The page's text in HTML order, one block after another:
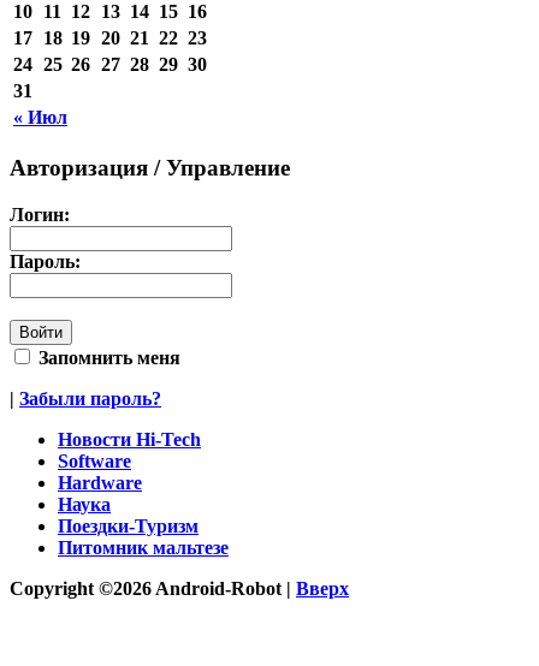
« Июл
10 11 12 13 14 15 16
17 18 19 20 21 22 23
24 25 26 27 28 29 30
31
Авторизация / Управление
Логин:
Пароль:
Запомнить меня
| Забыли пароль?
Новости Hi-Tech
Software
Hardware
Наука
Поездки-Туризм
Питомник мальтезе
Copyright ©2026 Android-Robot | Вверх